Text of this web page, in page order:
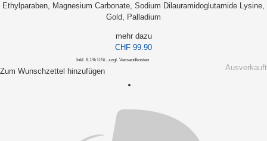
Ethylparaben, Magnesium Carbonate, Sodium Dilauramidoglutamide Lysine,
Gold, Palladium
mehr dazu
CHF 99.90
Inkl. 8.1% USt. zzgl. Versandkosten
Ausverkauft
Zum Wunschzettel hinzufügen